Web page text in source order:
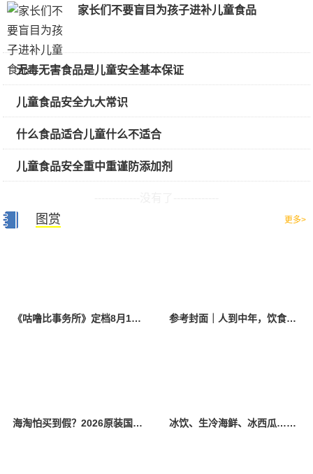
家长们不要盲目为孩子进补儿童食品
无毒无害食品是儿童安全基本保证
儿童食品安全九大常识
什么食品适合儿童什么不适合
儿童食品安全重中重谨防添加剂
图赏 更多>
《咕噜比事务所》定档8月10日 聚焦儿童情绪教育助力健康成长 参考封面｜人到中年，饮食该如何调整？
海淘怕买到假？2026原装国产羊奶粉靠谱的正规品牌有哪些？ 冰饮、生冷海鲜、冰西瓜……泉州人夏季“标配”饮食极易引发胃肠炎